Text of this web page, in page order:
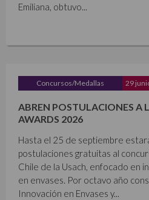
Emiliana, obtuvo...
Concursos/Medallas 29
ABREN POSTULACIONES A
AWARDS 2026
Hasta el 25 de septiembre
postulaciones gratuitas al
Chile de la Usach, enfocado en
en envases. Por octavo año
Innovación en Envases y...